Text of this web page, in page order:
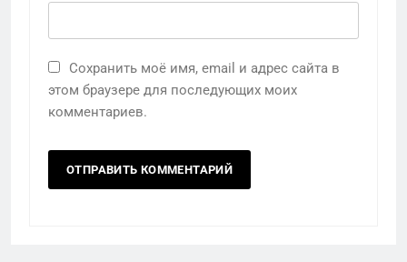
Сохранить моё имя, email и адрес сайта в
этом браузере для последующих моих
комментариев.